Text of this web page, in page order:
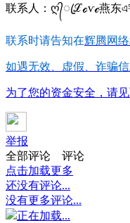
联系人：ღ᭄ꦿℒℴѵℯ燕东
联系时请告知在辉腾网
如遇无效、虚假、诈骗
为了您的资金安全，请
举报
全部评论
评论
点击加载更多
还没有评论...
没有更多评论...
正在加载...